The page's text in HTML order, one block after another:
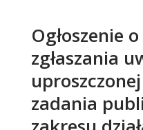
Ogłoszenie
zgłaszania
zadania